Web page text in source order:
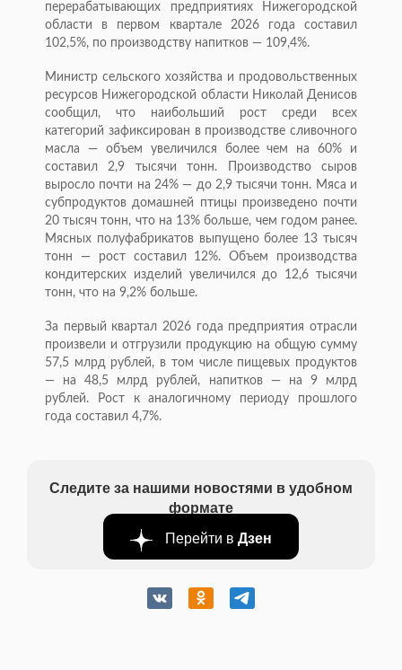
перерабатывающих предприятиях Нижегородской
области в первом квартале 2026 года составил
102,5%, по производству напитков — 109,4%.
Министр сельского хозяйства и продовольственных
ресурсов Нижегородской области Николай Денисов
сообщил, что наибольший рост среди всех
категорий зафиксирован в производстве сливочного
масла — объем увеличился более чем на 60% и
составил 2,9 тысячи тонн. Производство сыров
выросло почти на 24% — до 2,9 тысячи тонн. Мяса и
субпродуктов домашней птицы произведено почти
20 тысяч тонн, что на 13% больше, чем годом ранее.
Мясных полуфабрикатов выпущено более 13 тысяч
тонн — рост составил 12%. Объем производства
кондитерских изделий увеличился до 12,6 тысячи
тонн, что на 9,2% больше.
За первый квартал 2026 года предприятия отрасли
произвели и отгрузили продукцию на общую сумму
57,5 млрд рублей, в том числе пищевых продуктов
— на 48,5 млрд рублей, напитков — на 9 млрд
рублей. Рост к аналогичному периоду прошлого
года составил 4,7%.
Следите за нашими новостями в удобном
формате
Перейти в Дзен